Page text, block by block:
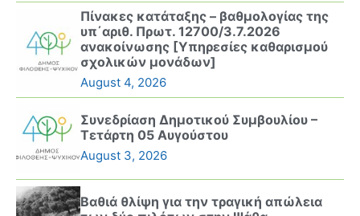
Πίνακες κατάταξης – βαθμολογίας της
υπ΄αριθ. Πρωτ. 12700/3.7.2026
ανακοίνωσης [Υπηρεσίες καθαρισμού
σχολικών μονάδων]
August 4, 2026
Συνεδρίαση Δημοτικού Συμβουλίου –
Τετάρτη 05 Αυγούστου
August 3, 2026
Βαθιά θλίψη για την τραγική απώλεια